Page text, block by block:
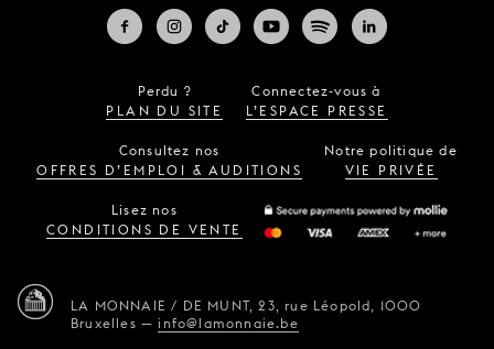
Perdu ?
PLAN DU SITE
Connectez-vous à
L’ESPACE PRESSE
Consultez nos
OFFRES D’EMPLOI & AUDITIONS
Notre politique de
VIE PRIVÉE
Lisez nos
CONDITIONS DE VENTE
LA MONNAIE / DE MUNT, 23, rue Léopold, 1000
Bruxelles —info@lamonnaie.be